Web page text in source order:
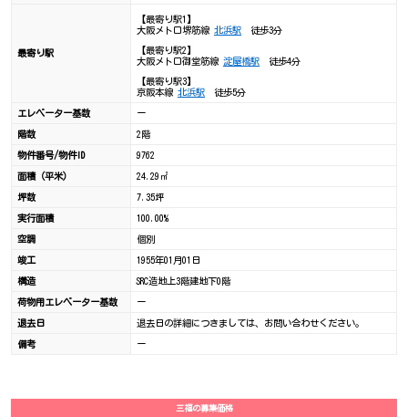
最寄り駅
【最寄り駅1】
大阪メトロ堺筋線 北浜駅徒歩3分
【最寄り駅2】
大阪メトロ御堂筋線 淀屋橋駅徒歩4分
【最寄り駅3】
京阪本線 北浜駅徒歩5分
エレベーター基数 ー
階数 2階
物件番号/物件ID 9762
面積（平米） 24.29㎡
坪数 7.35坪
実行面積 100.00%
空調 個別
竣工 1955年01月01日
構造 SRC造地上3階建地下0階
荷物用エレベーター基数 ー
退去日 退去日の詳細につきましては、お問い合わせください。
備考 ー
三福の募集価格